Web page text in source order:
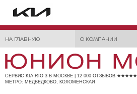
НА ГЛАВНУЮ О КОМПАНИИ
СЕРВИС KIA RIO 3 В МОСКВЕ | 12 000 ОТЗЫВОВ ★★★★★
МЕТРО: МЕДВЕДКОВО, КОЛОМЕНСКАЯ